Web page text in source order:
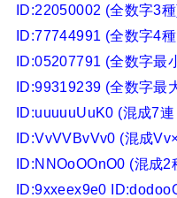
ID:22050002 (全数字3
ID:77744991 (全数字4
ID:05207791 (全数字最
ID:99319239 (全数字最
ID:uuuuuUuK0 (混成7
ID:VvVVBvVv0 (混成
ID:NNOoOOnO0 (混成2
ID:9xxeex9e0